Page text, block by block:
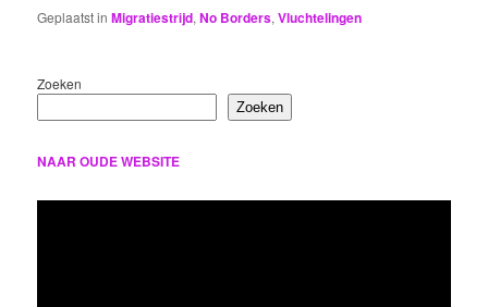
Geplaatst in Migratiestrijd,No Borders,Vluchtelingen
Zoeken
Zoeken
NAAR OUDE WEBSITE